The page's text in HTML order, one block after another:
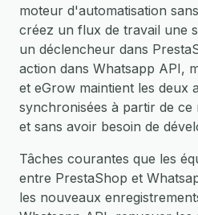
moteur d'automatisation
créez un flux de travail une
un déclencheur dans
action dans Whatsapp API,
et eGrow maintient les deux
synchronisées à partir de
et sans avoir besoin de
Tâches courantes que les
entre PrestaShop et
les nouveaux